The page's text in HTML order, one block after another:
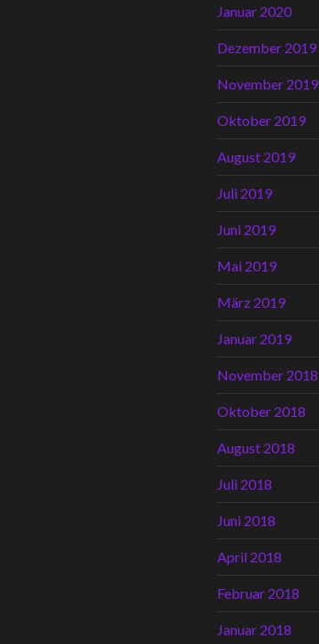
Januar 2020
Dezember 2019
November 2019
Oktober 2019
August 2019
Juli 2019
Juni 2019
Mai 2019
März 2019
Januar 2019
November 2018
Oktober 2018
August 2018
Juli 2018
Juni 2018
April 2018
Februar 2018
Januar 2018